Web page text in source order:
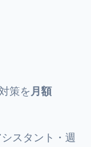
策を月額
スタント・週